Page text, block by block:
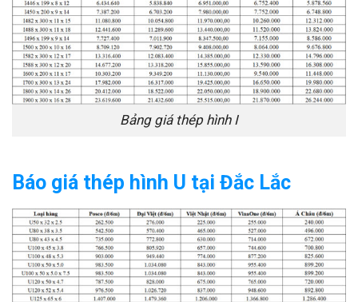
Bảng giá thép hình I
Báo giá thép hình U tại Đắc Lắc